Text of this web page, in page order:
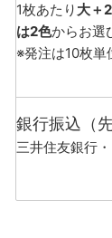
1枚あたり 大＋
は2色からお選
※発注は10枚単
銀行振込（先
三井住友銀行